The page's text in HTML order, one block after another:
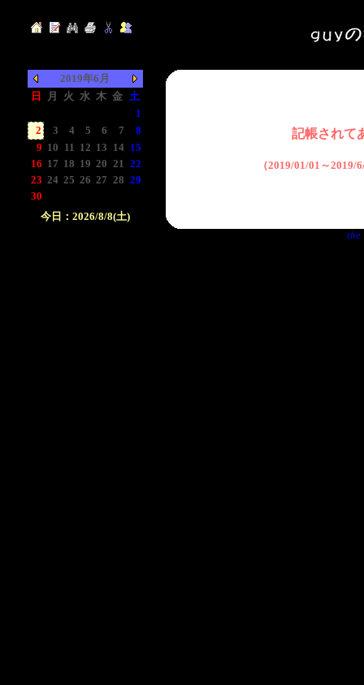
2019年6月
日
月 火 水 木 金 土
1
2
3 4 5 6 7
8
9 10 11 12 13 14 15
16 17 18 19 20 21 22
23 24 25 26 27 28 29
30
今日：2026/8/8(土)
記帳されて
（2019/01/01～2019/
the